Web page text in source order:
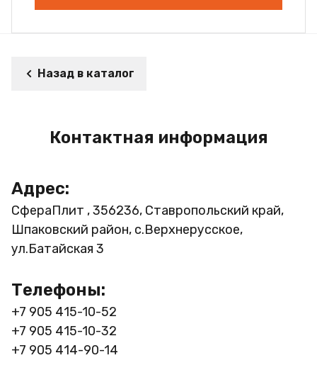
Назад в каталог
Контактная информация
Адрес:
СфераПлит , 356236, Ставропольский край,
Шпаковский район, с.Верхнерусское,
ул.Батайская 3
Телефоны:
+7 905 415-10-52
+7 905 415-10-32
+7 905 414-90-14